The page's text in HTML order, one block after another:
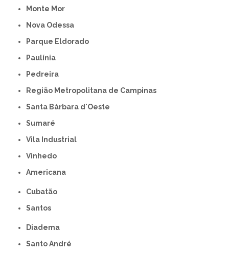
Monte Mor
Nova Odessa
Parque Eldorado
Paulínia
Pedreira
Região Metropolitana de Campinas
Santa Bárbara d'Oeste
Sumaré
Vila Industrial
Vinhedo
americana
Cubatão
Santos
Diadema
Santo André